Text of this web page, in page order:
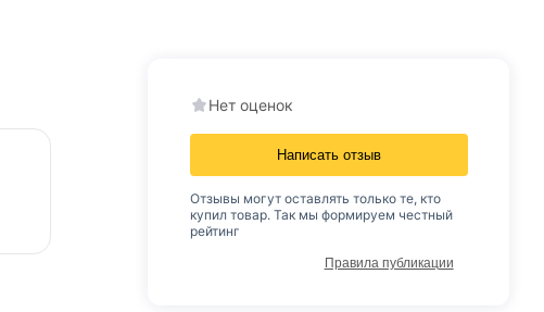
Нет оценок
Написать отзыв
Отзывы могут оставлять только те, кто
купил товар. Так мы формируем честный
рейтинг
Правила публикации